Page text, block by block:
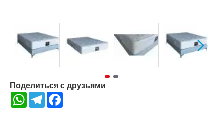
Поделиться с друзьями
WhatsAppTelegram